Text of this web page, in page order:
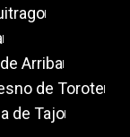
Arriba
de Torote
de Tajo